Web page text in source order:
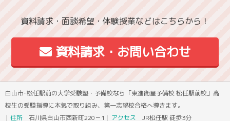
資料請求・面談希望・体験授業などはこちらから！
資料請求・お問い合わせ
白山市･松任駅前の大学受験塾・予備校なら「東進衛星予備校 松任駅前校」高
校生の受験指導に本気で取り組み、第一志望校合格へ導きます。
住所 石川県白山市西新町220－1 アクセス JR松任駅 徒歩3分